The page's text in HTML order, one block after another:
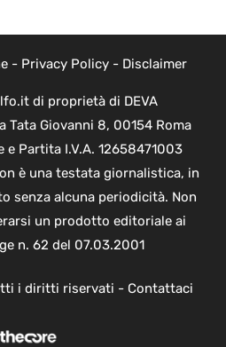
- Privacy Policy- Disclaimer
di proprietà di DEVA
Tata Giovanni 8, 00154 Roma
e Partita I.V.A. 12658471003
è una testata giornalistica, in
senza alcuna periodicità. Non
un prodotto editoriale ai
n. 62 del 07.03.2001
i diritti riservati - Contattaci